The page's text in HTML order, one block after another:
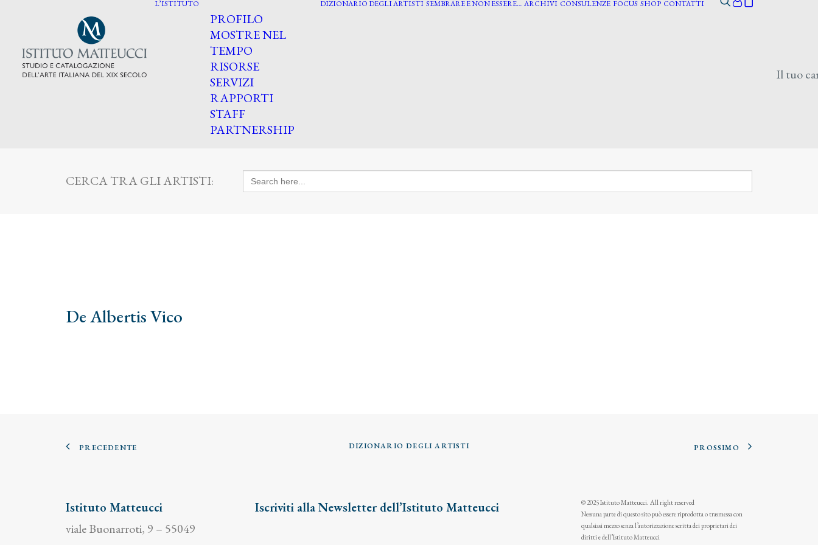
L’ISTITUTO
PROFILO
MOSTRE NEL
TEMPO
RISORSE
SERVIZI
RAPPORTI
STAFF
PARTNERSHIP
DIZIONARIO DEGLI ARTISTI SEMBRARE E NON ESSERE… ARCHIVI CONSULENZE FOCUS SHOP CONTATTI
Il tuo
CERCA TRA GLI ARTISTI: Search
for:
De Albertis Vico
PRECEDENTE DIZIONARIO DEGLI ARTISTI PROSSIMO
Istituto Matteucci
viale Buonarroti, 9 – 55049
Iscriviti alla Newsletter dell’Istituto Matteucci
© 2025 Istituto Matteucci. All right reserved
Nessuna parte di questo sito può essere riprodotta o trasmessa con
qualsiasi mezzo senza l’autorizzazione scritta dei proprietari dei
diritti e dell’Istituto Matteucci